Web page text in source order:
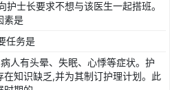
士长要求不想与该医生一起搭班。
素是
任务是
人有头晕、失眠、心悸等症状。护
知识缺乏,并为其制订护理计划。此